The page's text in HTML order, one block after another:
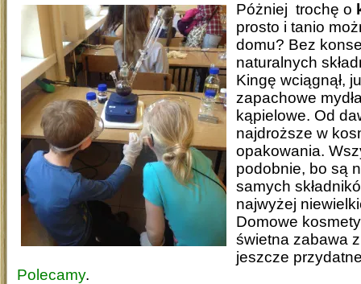
Póżniej trochę o
prosto i tanio
domu? Bez
naturalnych
Kingę wciągnął,
zapachowe
kąpielowe. Od
najdroższe w
opakowania.
podobnie, bo są
samych
najwyżej
Domowe
świetna zabawa
jeszcze
Polecamy.